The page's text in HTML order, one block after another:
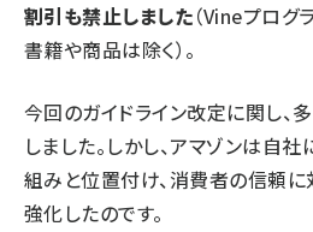
割引も禁止しました（Vineプログ
書籍や商品は除く）。
今回のガイドライン改定に関し、
しました。しかし、アマゾンは自社
組みと位置付け、消費者の信頼
強化したのです。